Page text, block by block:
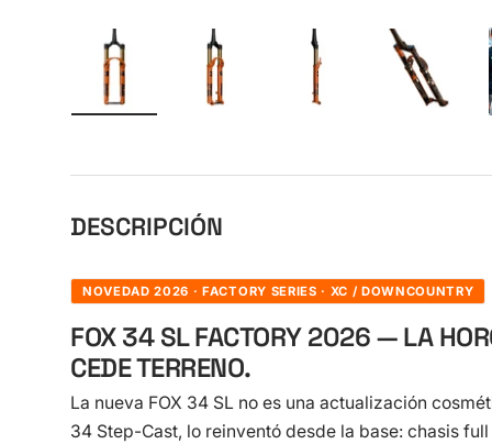
DESCRIPCIÓN
NOVEDAD 2026 · FACTORY SERIES · XC / DOWNCOUNTRY
FOX 34 SL FACTORY 2026 — LA
CEDE TERRENO.
La nueva FOX 34 SL no es una actualización
34 Step-Cast, lo reinventó desde la base: chasis